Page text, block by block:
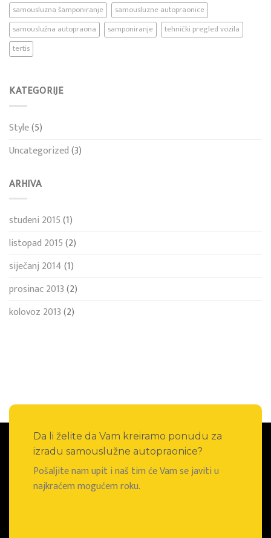
samousluzna šamponiranje
samousluzne autopraonice
samouslužna autopraona
samponiranje
tehnički pregled vozila
tertis
KATEGORIJE
Style(5)
Uncategorized(3)
ARHIVA
studeni 2015(1)
listopad 2015(2)
siječanj 2014(1)
prosinac 2013(2)
kolovoz 2013(2)
Da li želite da Vam kreiramo ponudu za
izradu samouslužne autopraonice?
Pošaljite nam upit i naš tim će Vam se javiti u
najkraćem mogućem roku.